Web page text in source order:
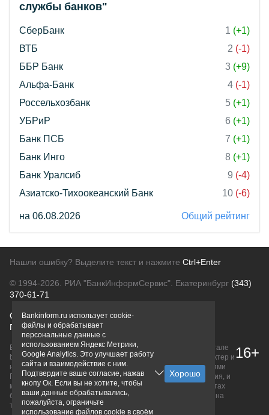
службы банков"
СберБанк 1 (+1)
ВТБ
2 (-1)
ББР Банк
3 (+9)
Альфа-Банк
4 (-1)
Россельхозбанк
5 (+1)
УБРиР
6 (+1)
Банк ПСБ
7 (+1)
Банк Инго
8 (+1)
Банк Уралсиб
9 (-4)
Азиатско-Тихоокеанский Банк
10 (-6)
на 06.08.2026 Общий рейтинг
Нашли ошибку? Выделите текст и нажмите Ctrl+Enter
© 1994-2026. РИА "БанкИнформСервис". Екатеринбург (343)
370-61-71
О проектеПолитика конфиденциальности
Правовая информацияДля рекламодателей
Вся информация о продуктах банков, размещенная на портале
bankinform.ru, носит исключительно ознакомительный характер и
не является публичной офертой, определяемой положениями
ГК РФ. Информация не содержит точного и полного описания, и
может быть изменена. Конечные условия уточняйте на сайтах
банков или при личном обращении. Исключительное право на
товарные знаки принадлежит их правообладателям.
16+
Bankinform.ru использует cookie-
файлы и обрабатывает
персональные данные с
использованием Яндекс Метрики,
Google Analytics. Это улучшает работу
сайта и взаимодействие с ним.
Подтвердите ваше согласие, нажав
кнопу Ок. Если вы не хотите, чтобы
ваши данные обрабатывались,
пожалуйста, ограничьте
использование файлов cookie в своём